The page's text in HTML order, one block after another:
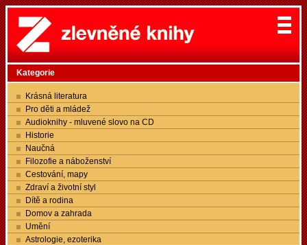
Kategorie
Krásná literatura
Pro děti a mládež
Audioknihy - mluvené slovo na CD
Historie
Naučná
Filozofie a náboženství
Cestování, mapy
Zdraví a životní styl
Dítě a rodina
Domov a zahrada
Umění
Astrologie, ezoterika